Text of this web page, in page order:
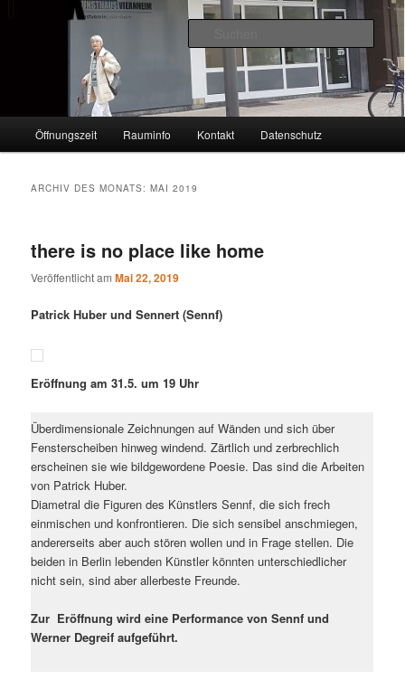
KUNSTHAUS
VIERNHEIM
HauptmenüÖffnungszeit Rauminfo Kontakt Datenschutz
ARCHIV DES MONATS:MAI 2019
there is no place like home
Veröffentlicht amMai 22, 2019
Patrick Huber und Sennert (Sennf)
Eröffnung am 31.5. um 19 Uhr
Überdimensionale Zeichnungen auf Wänden und sich über
Fensterscheiben hinweg windend. Zärtlich und zerbrechlich
erscheinen sie wie bildgewordene Poesie. Das sind die Arbeiten
von Patrick Huber.
Diametral die Figuren des Künstlers Sennf, die sich frech
einmischen und konfrontieren. Die sich sensibel anschmiegen,
andererseits aber auch stören wollen und in Frage stellen. Die
beiden in Berlin lebenden Künstler könnten unterschiedlicher
nicht sein, sind aber allerbeste Freunde.
Zur Eröffnung wird eine Performance von Sennf und
Werner Degreif aufgeführt.